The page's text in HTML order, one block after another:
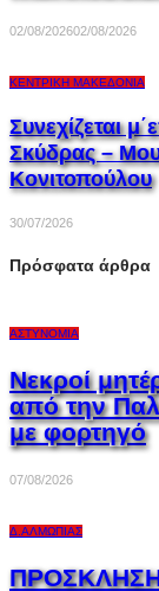
02/08/202602/08/2026
ΚΕΝΤΡΙΚΉ ΜΑΚΕΔΟΝΊΑ
Συνεχίζεται
Σκύδρας –
Κονιτοπούλου
30/07/2026
Πρόσφατα άρθρα
ΑΣΤΥΝΟΜΊΑ
Νεκροί
από την
με φορτηγό
07/08/2026
Δ.ΑΛΜΩΠΊΑΣ